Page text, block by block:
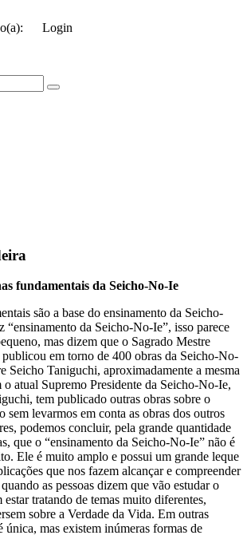
Login
fundamentais da Seicho-No-Ie
são a base do ensinamento da Seicho-
“ensinamento da Seicho-No-Ie”, isso parece
mas dizem que o Sagrado Mestre
em torno de 400 obras da Seicho-No-
Seicho Taniguchi, aproximadamente a mesma
o atual Supremo Presidente da Seicho-No-Ie,
tem publicado outras obras sobre o
sem levarmos em conta as obras dos outros
podemos concluir, pela grande quantidade
que o “ensinamento da Seicho-No-Ie” não é
Ele é muito amplo e possui um grande leque
que nos fazem alcançar e compreender
as pessoas dizem que vão estudar o
tratando de temas muito diferentes,
sobre a Verdade da Vida. Em outras
única, mas existem inúmeras formas de